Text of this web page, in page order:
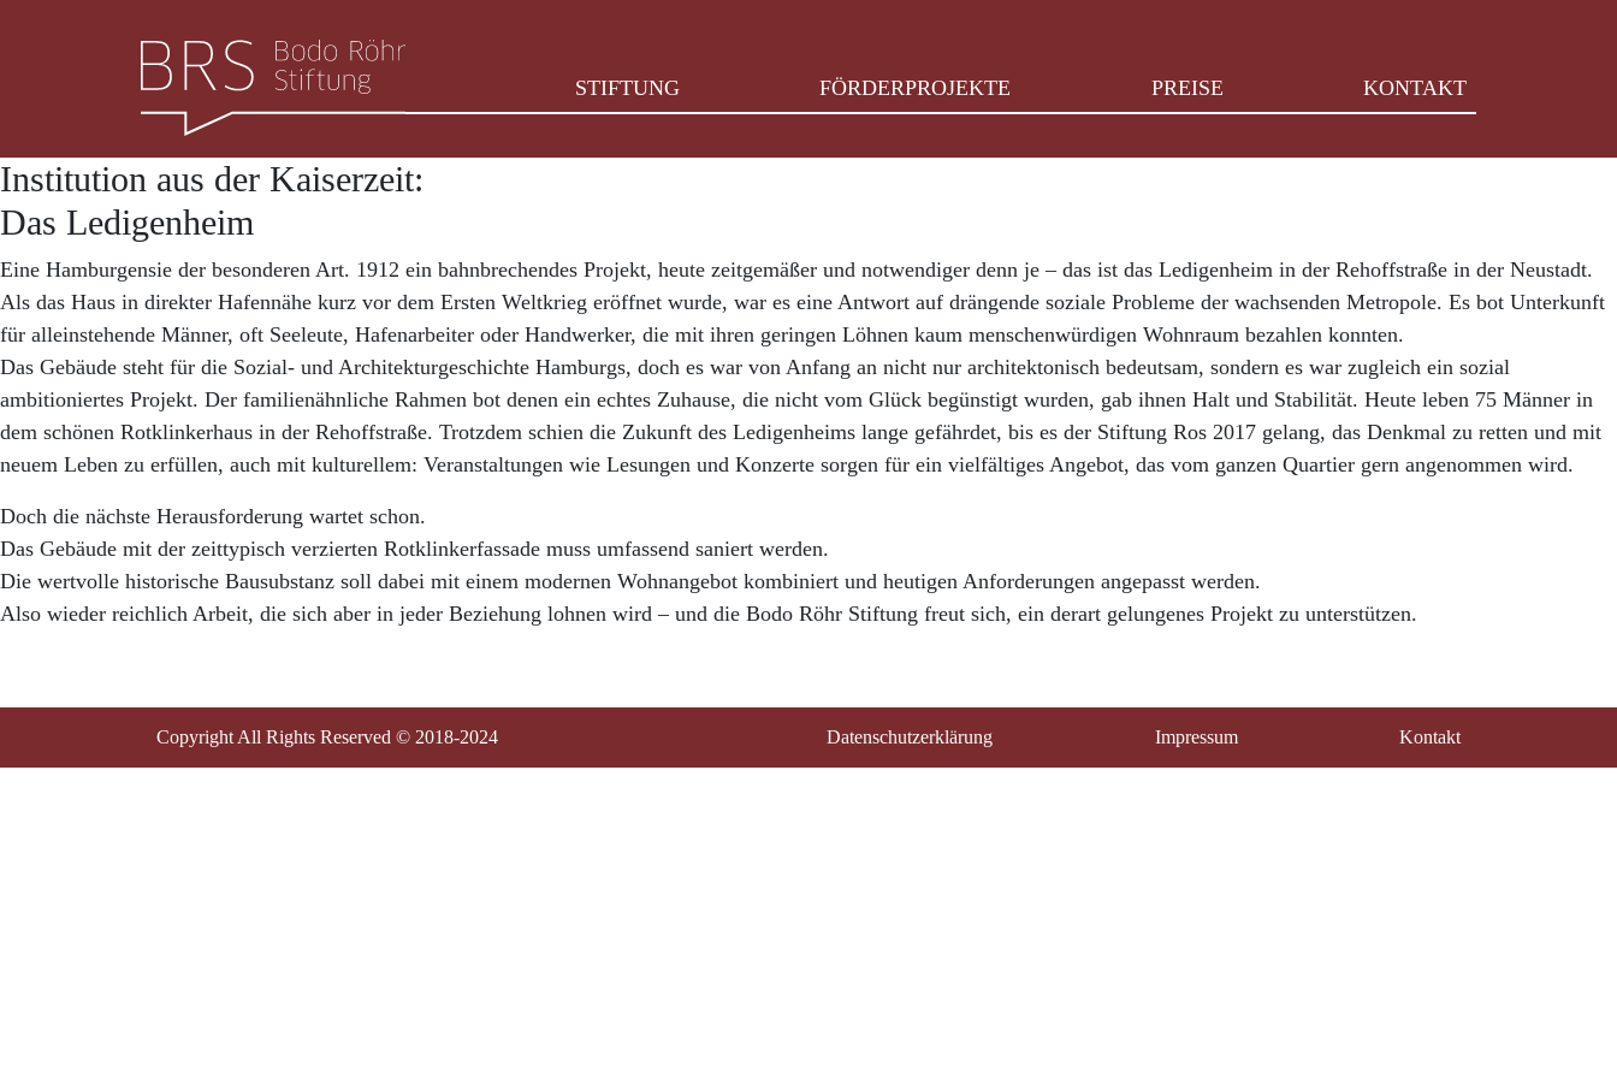
STIFTUNG FÖRDERPROJEKTE PREISE KONTAKT
Institution aus der Kaiserzeit:
Das Ledigenheim
7. Juni 2022
Bybodoroehrstiftung
Eine Hamburgensie der besonderen Art. 1912 ein bahnbrechendes Projekt, heute zeitgemäßer und notwendiger denn je – das ist das Ledigenheim in der Rehoffstraße in der Neustadt.
Als das Haus in direkter Hafennähe kurz vor dem Ersten Weltkrieg eröffnet wurde, war es eine Antwort auf drängende soziale Probleme der wachsenden Metropole. Es bot Unterkunft
für alleinstehende Männer, oft Seeleute, Hafenarbeiter oder Handwerker, die mit ihren geringen Löhnen kaum menschenwürdigen Wohnraum bezahlen konnten.
Das Gebäude steht für die Sozial- und Architekturgeschichte Hamburgs, doch es war von Anfang an nicht nur architektonisch bedeutsam, sondern es war zugleich ein sozial
ambitioniertes Projekt. Der familienähnliche Rahmen bot denen ein echtes Zuhause, die nicht vom Glück begünstigt wurden, gab ihnen Halt und Stabilität. Heute leben 75 Männer in
dem schönen Rotklinkerhaus in der Rehoffstraße. Trotzdem schien die Zukunft des Ledigenheims lange gefährdet, bis es der Stiftung Ros 2017 gelang, das Denkmal zu retten und mit
neuem Leben zu erfüllen, auch mit kulturellem: Veranstaltungen wie Lesungen und Konzerte sorgen für ein vielfältiges Angebot, das vom ganzen Quartier gern angenommen wird.
Doch die nächste Herausforderung wartet schon.
Das Gebäude mit der zeittypisch verzierten Rotklinkerfassade muss umfassend saniert werden.
Die wertvolle historische Bausubstanz soll dabei mit einem modernen Wohnangebot kombiniert und heutigen Anforderungen angepasst werden.
Also wieder reichlich Arbeit, die sich aber in jeder Beziehung lohnen wird – und die Bodo Röhr Stiftung freut sich, ein derart gelungenes Projekt zu unterstützen.
Copyright All Rights Reserved © 2018-2024 Datenschutzerklärung Impressum Kontakt